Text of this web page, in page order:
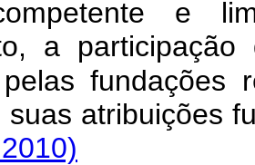
e
a
fundações
suas atribuições